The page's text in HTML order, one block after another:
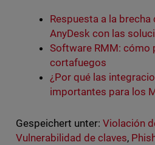
Respuesta a la
AnyDesk con las
Software RMM: cómo
cortafuegos
¿Por qué las
importantes para los
Gespeichert unter: Violación
Vulnerabilidad de claves,